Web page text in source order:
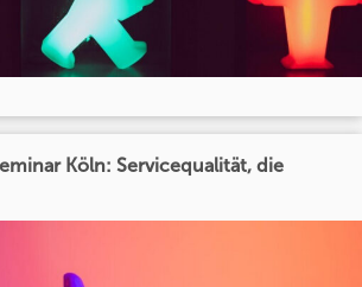
Köln: Servicequalität, die